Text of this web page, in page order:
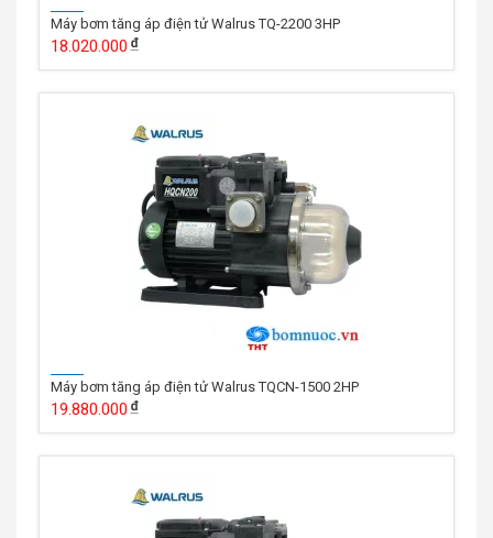
Máy bơm tăng áp điện tử Walrus TQ-2200 3HP
18.020.000
Máy bơm tăng áp điện tử Walrus TQCN-1500 2HP
19.880.000